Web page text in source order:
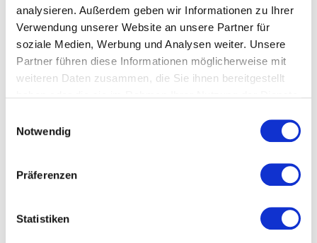
analysieren. Außerdem geben wir Informationen zu Ihrer
Verwendung unserer Website an unsere Partner für
soziale Medien, Werbung und Analysen weiter. Unsere
Partner führen diese Informationen möglicherweise mit
weiteren Daten zusammen, die Sie ihnen bereitgestellt
Cookies, wenn Sie unsere Webseite weiterhin nutzen.
Notwendig
Präferenzen
Statistiken